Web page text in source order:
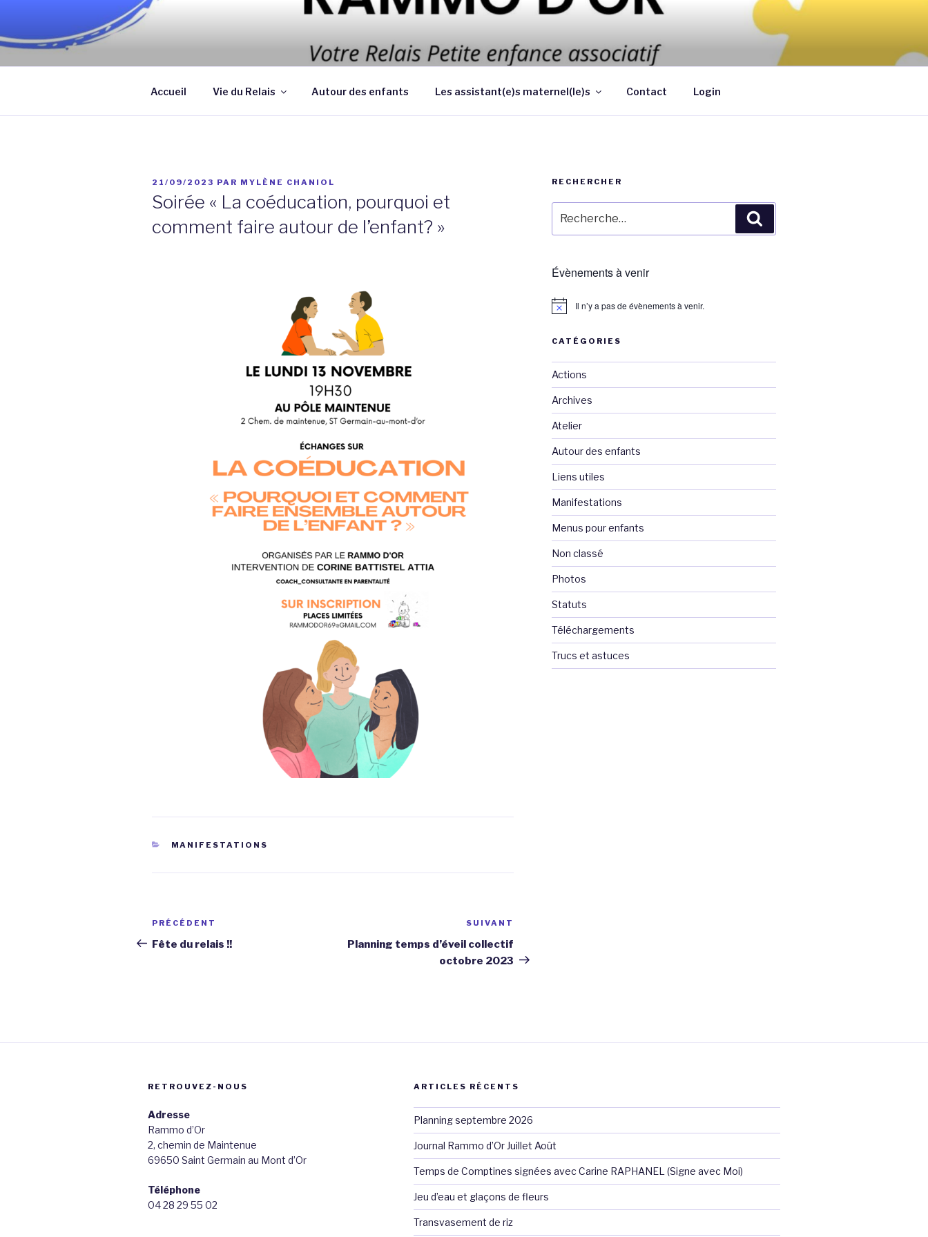
contenu
Association qui a pour objectif d’améliorer les conditions et la qualité de la garde des enfants de moins de 6 ans au domicile des
assistantes maternelles et/ou au domicile des parents
Accueil Vie du Relais Autour des enfants Les assistant(e)s maternel(le)s Contact Login
PUBLIÉ
21/09/2023 PAR MYLÈNE CHANIOL
Soirée « La coéducation, pourquoi et
comment faire autour de l’enfant? »
CATÉGORIES
MANIFESTATIONS
Navigation
de
Article
précédent
PRÉCÉDENT
Fête du relais !!
SUIVANT
Planning temps d’éveil collectif
octobre 2023
RECHERCHER
pour
:
Évènements à venir
Il n’y a pas de évènements à venir.
CATÉGORIES
Actions
Archives
Atelier
Autour des enfants
Liens utiles
Manifestations
Menus pour enfants
Non classé
Photos
Statuts
Téléchargements
Trucs et astuces
RETROUVEZ-NOUS
Adresse
Rammo d’Or
2, chemin de Maintenue
69650 Saint Germain au Mont d’Or
Téléphone
04 28 29 55 02
ARTICLES RÉCENTS
Planning septembre 2026
Journal Rammo d’Or Juillet Août
Temps de Comptines signées avec Carine RAPHANEL (Signe avec Moi)
Jeu d’eau et glaçons de fleurs
Transvasement de riz